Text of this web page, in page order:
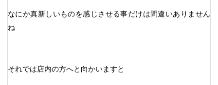
なにか真新しいものを感じさせる事だけは間違いありません
ね
それでは店内の方へと向かいますと